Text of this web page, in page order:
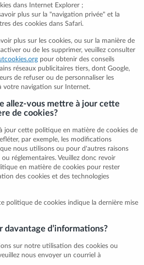
dans Internet Explorer ;
plus sur la "navigation privée" et la
des cookies dans Safari.
plus sur les cookies, ou sur la manière de
ou de les supprimer, veuillez consulter
pour obtenir des conseils
réseaux publicitaires tiers, dont Google,
de refuser ou de personnaliser les
votre navigation sur Internet.
allez-vous mettre à jour cette
de cookies?
jour cette politique en matière de cookies de
par exemple, les modifications
nous utilisons ou pour d'autres raisons
réglementaires. Veuillez donc revoir
en matière de cookies pour rester
des cookies et des technologies
politique de cookies indique la dernière mise
d’informations?
sur notre utilisation des cookies ou
nous envoyer un courriel à